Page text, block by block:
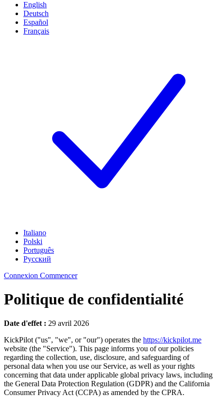
English
Deutsch
Español
Français
Italiano
Polski
Português
Русский
Connexion Commencer
Politique de confidentialité
Date d'effet : 29 avril 2026
KickPilot ("us", "we", or "our") operates the https://kickpilot.me
website (the "Service"). This page informs you of our policies
regarding the collection, use, disclosure, and safeguarding of
personal data when you use our Service, as well as your rights
concerning that data under applicable global privacy laws, including
the General Data Protection Regulation (GDPR) and the California
Consumer Privacy Act (CCPA) as amended by the CPRA.